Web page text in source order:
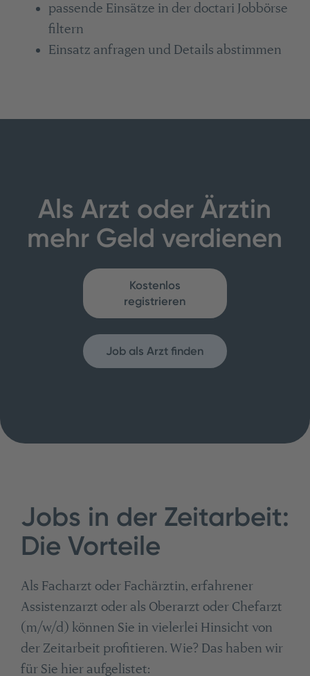
passende Einsätze in der doctari Jobbörse
filtern
Einsatz anfragen und Details abstimmen
Als Arzt oder Ärztin
mehr Geld verdienen
Kostenlos
registrieren
Job als Arzt finden
Jobs in der Zeitarbeit:
Die Vorteile
Als Facharzt oder Fachärztin, erfahrener
Assistenzarzt oder als Oberarzt oder Chefarzt
(m/w/d) können Sie in vielerlei Hinsicht von
der Zeitarbeit profitieren. Wie? Das haben wir
für Sie hier aufgelistet: